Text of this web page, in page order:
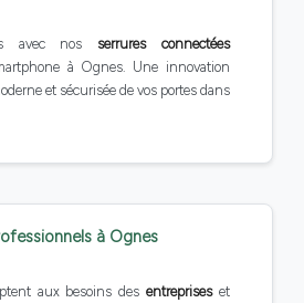
avec nos serrures connectées
à Ognes. Une innovation
et sécurisée de vos portes dans
à Ognes
aux besoins desentrepriseset